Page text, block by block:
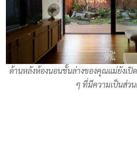
ด้านหลังห้องนอนชั้นล่างของคุณแม่ยังเปิ
ๆ ที่มีความเป็นส่ว